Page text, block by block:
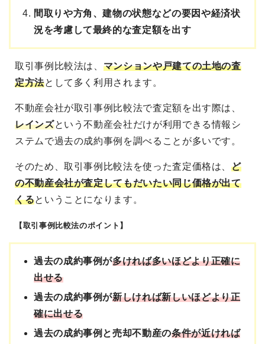
間取りや方角、建物の状態などの要因や経済状
況を考慮して最終的な査定額を出す
取引事例比較法は、 マンションや戸建ての土地の査
定方法として多く利用されます。
不動産会社が取引事例比較法で査定額を出す際は、
レインズという不動産会社だけが利用できる情報シ
ステムで過去の成約事例を調べることが多いです。
そのため、取引事例比較法を使った査定価格は、ど
の不動産会社が査定してもだいたい同じ価格が出て
くるということになります。
【取引事例比較法のポイント】
過去の成約事例が多ければ多いほどより正確に
出せる
過去の成約事例が新しければ新しいほどより正
確に出せる
過去の成約事例と売却不動産の条件が近ければ